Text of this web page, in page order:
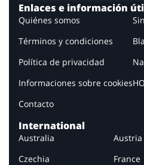
Enlaces e información
Quiénes somos
Términos y condiciones
Política de privacidad
Informaciones sobre cookies
Contacto
International
Australia Austria
Czechia
France